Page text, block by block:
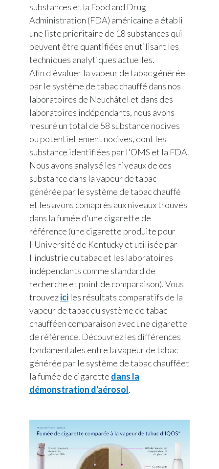
substances et la Food and Drug
Administration (FDA) américaine a établi
une liste prioritaire de 18 substances qui
peuvent être quantifiées en utilisant les
techniques analytiques actuelles.
Afin d'évaluer la vapeur de tabac générée
par le système de tabac chauffé dans nos
laboratoires de Neuchâtel et dans des
laboratoires indépendants, nous avons
mesuré un total de 58 substance nocives
ou potentiellement nocives, dont les
substance identifiées par l'OMS et la FDA.
Nous avons analysé les niveaux de ces
substance dans la vapeur de tabac
générée par le système de tabac chauffé
et les avons comaprés aux niveaux trouvés
dans la fumée d'une cigarette de
référence (une cigarette produite pour
l'Université de Kentucky et utilisée par
l'industrie du tabac et les laboratoires
indépendants comme standard de
recherche et point de comparaison). Vous
trouvezici les résultats comparatifs de la
vapeur de tabac du système de tabac
chaufféen comparaison avec une cigarette
de référence. Découvrez les différences
fondamentales entre la vapeur de tabac
générée par le système de tabac chaufféet
la fumée de cigarette dans la
démonstration d'aérosol.